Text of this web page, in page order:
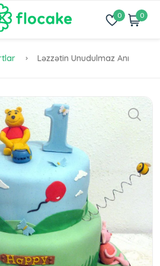
0 0
Ləzzətin Unudulmaz Anı